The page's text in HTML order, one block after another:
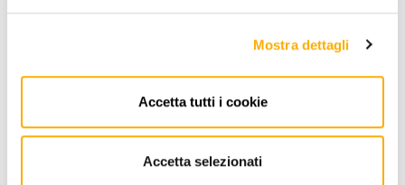
Mostra dettagli
Accetta tutti i cookie
Accetta selezionati
INFORMATION